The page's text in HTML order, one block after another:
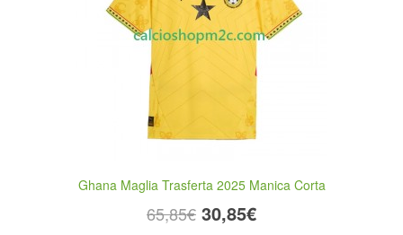
Ghana Maglia Trasferta 2025 Manica Corta
65,85€ 30,85€